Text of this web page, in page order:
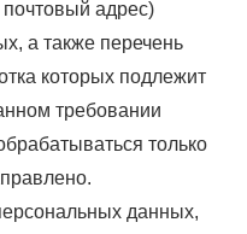
адрес)
а также перечень
которых подлежит
требовании
только
данных,